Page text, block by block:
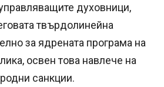
духовници,
твърдолинейна
за ядрената програма на
освен това навлече на
санкции.